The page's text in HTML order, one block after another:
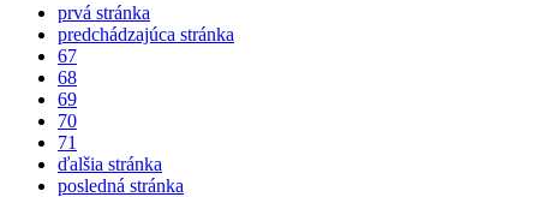
prvá stránka
predchádzajúca stránka
67
68
69
70
71
ďalšia stránka
posledná stránka